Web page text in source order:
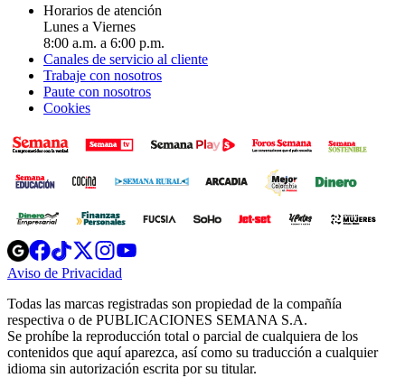
Horarios de atención
Lunes a Viernes
8:00 a.m. a 6:00 p.m.
Canales de servicio al cliente
Trabaje con nosotros
Paute con nosotros
Cookies
Opens
in
new
Opens
in
new
Opens
in
new
window
Opens
new
windowwindow
Aviso de Privacidad
new
window
Todas las marcas registradas son propiedad de la compañía
respectiva o de PUBLICACIONES SEMANA S.A.
Se prohíbe la reproducción total o parcial de cualquiera de los
contenidos que aquí aparezca, así como su traducción a cualquier
idioma sin autorización escrita por su titular.